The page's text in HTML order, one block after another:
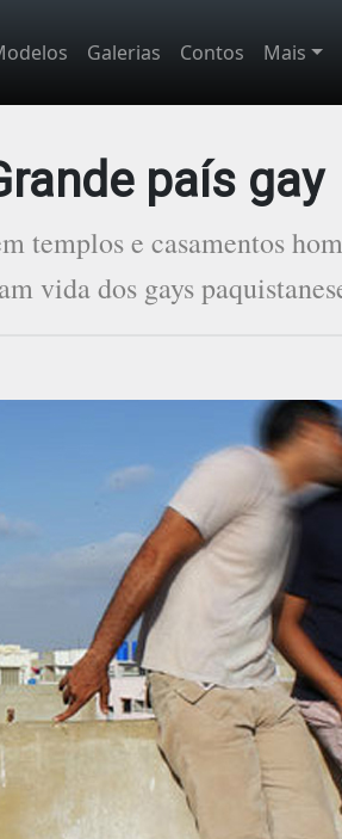
Galerias Contos Mais
país gay
templos e casamentos
vida dos gays